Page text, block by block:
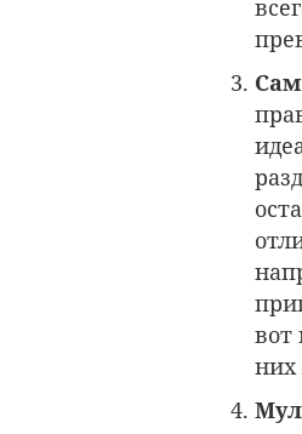
вот
них